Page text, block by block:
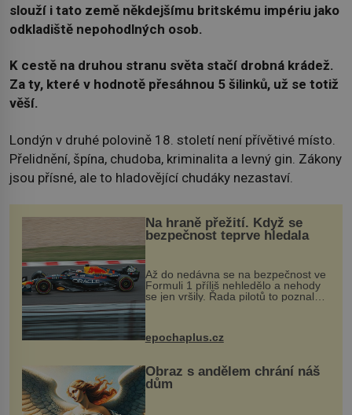
slouží i tato země někdejšímu britskému impériu jako
odkladiště nepohodlných osob.
K cestě na druhou stranu světa stačí drobná krádež.
Za ty, které v hodnotě přesáhnou 5 šilinků, už se totiž
věší.
Londýn v druhé polovině 18. století není přívětivé místo.
Přelidnění, špína, chudoba, kriminalita a levný gin. Zákony
jsou přísné, ale to hladovějící chudáky nezastaví.
Na hraně přežití. Když se
bezpečnost teprve hledala
Až do nedávna se na bezpečnost ve
Formuli 1 příliš nehledělo a nehody
se jen vršily. Řada pilotů to poznala
na vlastní kůži, často s trvalými
následky nebo bohužel i ztrátou
života. Dnes nepochopiteln...
epochaplus.cz
Obraz s andělem chrání náš
dům